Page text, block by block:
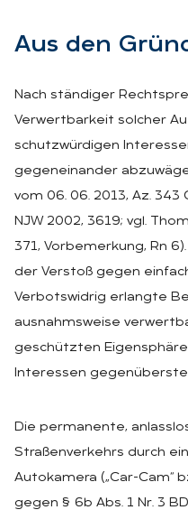
Aus den
Nach ständiger
Verwertbarkeit solcher
schutzwürdigen
gegeneinander
vom 06. 06. 2013, Az. 343
NJW 2002, 3619; vgl.
371, Vorbemerkung, Rn
der Verstoß gegen
Verbotswidrig erlangte
ausnahmsweise
geschützten
Interessen
Die permanente,
Straßenverkehrs durch
Autokamera („Car-Cam“
gegen § 6b Abs. 1 Nr. 3